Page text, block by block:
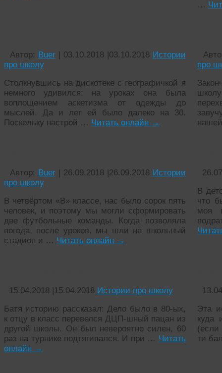
…
Автор: Buer | 03.10.2018 |03.10.2018 Истории
про школу
Столкнувшись на дискотеке с географичкой я
немного удивился: на уроках она была
воплощением аскетизма от одежды до
мыслей. Да и лет ей было далеко на 30.
Поскольку настрой … Читать онлайн →
про
Автор: Buer | 26.09.2018 |26.09.2018 Истории
про школу
В четвёртом «В» классе, нас было сорок пять
человек, и поэтому мы могли сформировать
две футбольные команды. Когда позволяла
погода, после уроков, мы шли на школьный
стадион и … Читать онлайн →
В
что
моя
15.04.2018 |15.04.2018 Истории про школу
Батя историю рассказал: Дело было в 80-ых,
к отцу в класс перевелся ДЦП-шный пацан из
другой школы. Он был невероятно силен, 60
раз на турнике подтягивался. И при … Читать
онлайн →
Эта
куда
(если
ти